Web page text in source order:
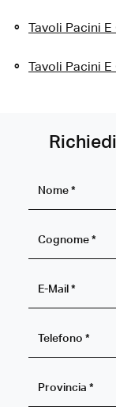
Tavoli Pacini
Tavoli Pacini